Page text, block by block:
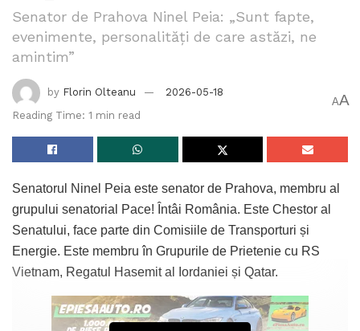
Senator de Prahova Ninel Peia: „Sunt fapte,
evenimente, personalități de care astăzi, ne
amintim”
by Florin Olteanu
2026-05-18
Reading Time: 1 min read
AA
Senatorul Ninel Peia este senator de Prahova, membru al
grupului senatorial Pace! Întâi România. Este Chestor al
Senatului, face parte din Comisiile de Transporturi și
Energie. Este membru în Grupurile de Prietenie cu RS
Vietnam, Regatul Hasemit al Iordaniei și Qatar.